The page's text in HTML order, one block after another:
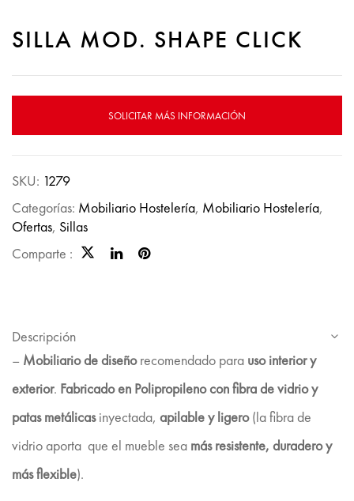
SILLA MOD. SHAPE CLICK
SOLICITAR MÁS INFORMACIÓN
SKU: 1279
Categorías: Mobiliario Hostelería, Mobiliario Hostelería,
Ofertas, Sillas
Comparte :
Descripción
– Mobiliario de diseñorecomendado para uso interior y
exterior. Fabricado en Polipropileno con fibra de vidrio y
patas metálicasinyectada, apilable y ligero(la fibra de
vidrio aporta que el mueble sea más resistente, duradero y
más flexible).